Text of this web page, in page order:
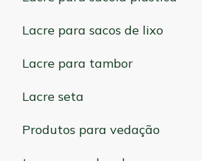
Lacre para sacos de lixo
Lacre para tambor
Lacre seta
Produtos para vedação